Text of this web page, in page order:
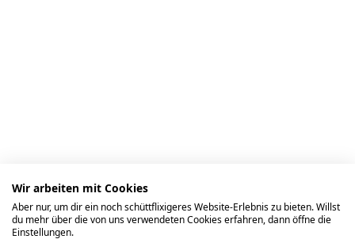
Wir arbeiten mit Cookies
Aber nur, um dir ein noch schüttflixigeres Website-Erlebnis zu bieten. Willst
du mehr über die von uns verwendeten Cookies erfahren, dann öffne die
Einstellungen.